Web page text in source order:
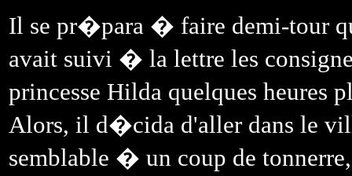
Il se pr�para � faire demi-tour
avait suivi � la lettre les
princesse Hilda quelques
Alors, il d�cida d'aller dans le
semblable � un coup de